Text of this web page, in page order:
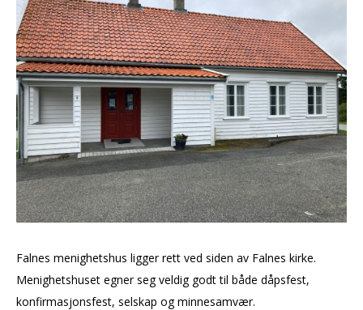
OM OSS
Falnes menighetshus ligger rett ved siden av Falnes kirke.
Menighetshuset egner seg veldig godt til både dåpsfest,
konfirmasjonsfest, selskap og minnesamvær.